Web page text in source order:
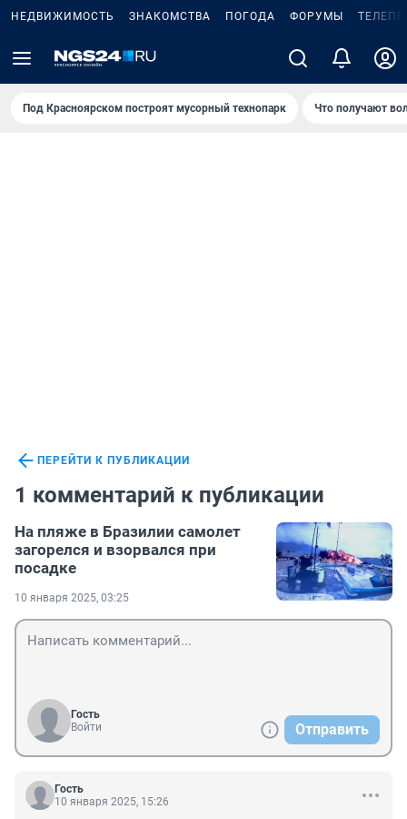
НЕДВИЖИМОСТЬ ЗНАКОМСТВА ПОГОДА ФОРУМЫ
Под Крaсноярском построят мусорный технопарк Что получают
ПЕРЕЙТИ К ПУБЛИКАЦИИ
1 комментарий к публикации
На пляже в Бразилии самолет
загорелся и взорвался при
посадке
10 января 2025, 03:25
Гость
Войти
Отправить
Гость
10 января 2025, 15:26